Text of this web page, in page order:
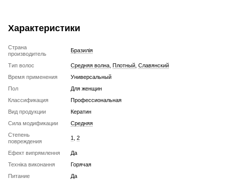
Характеристики
Страна
производитель
Бразилія
Тип волос Средняя волна Плотный Славянский
Время применения
Универсальный
Пол
Для женщин
Классификация
Профессиональная
Вид продукции
Кератин
Сила модификации
Средняя
Степень
повреждения
1 2
Ефект випрямлення
Да
Техніка виконання
Горячая
Питание
Да